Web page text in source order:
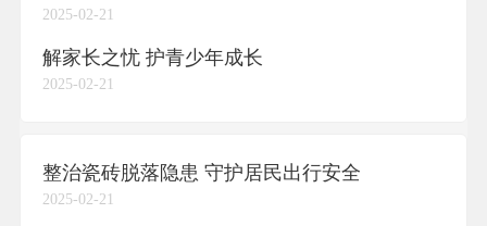
2025-02-21
解家长之忧 护青少年成长
2025-02-21
整治瓷砖脱落隐患 守护居民出行安全
2025-02-21